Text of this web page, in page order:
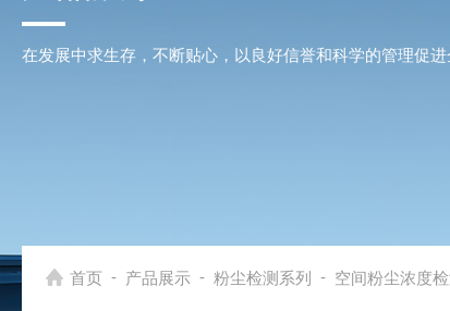
在发展中求生存，不断贴心，以良好信誉和科学的管理促
首页 - 产品展示 - 粉尘检测系列 - 空间粉尘浓度